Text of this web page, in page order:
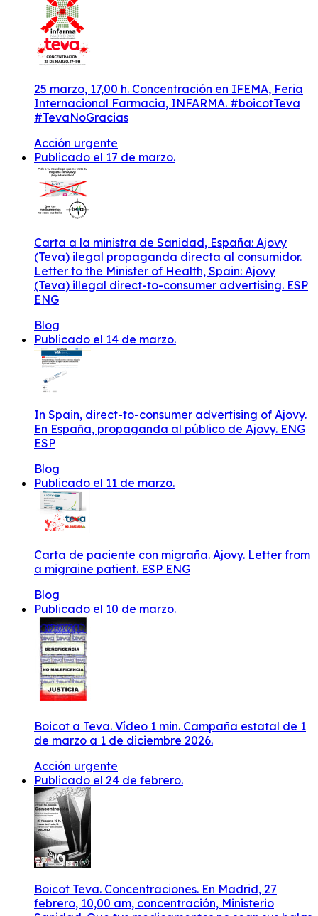
25 marzo, 17,00 h. Concentración en IFEMA, Feria
Internacional Farmacia, INFARMA. #boicotTeva
#TevaNoGracias
Acción urgente
Publicado el 17 de marzo.
Carta a la ministra de Sanidad, España: Ajovy
(Teva) ilegal propaganda directa al consumidor.
Letter to the Minister of Health, Spain: Ajovy
(Teva) illegal direct-to-consumer advertising. ESP
ENG
Blog
Publicado el 14 de marzo.
In Spain, direct-to-consumer advertising of Ajovy.
En España, propaganda al público de Ajovy. ENG
ESP
Blog
Publicado el 11 de marzo.
Carta de paciente con migraña. Ajovy. Letter from
a migraine patient. ESP ENG
Blog
Publicado el 10 de marzo.
Boicot a Teva. Vídeo 1 min. Campaña estatal de 1
de marzo a 1 de diciembre 2026.
Acción urgente
Publicado el 24 de febrero.
Boicot Teva. Concentraciones. En Madrid, 27
febrero, 10,00 am, concentración, Ministerio